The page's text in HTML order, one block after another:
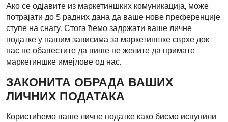
Ако се одјавите из маркетиншких комуникација, може
потрајати до 5 радних дана да ваше нове преференције
ступе на снагу. Стога ћемо задржати ваше личне
податке у нашим записима за маркетиншке сврхе док
нас не обавестите да више не желите да примате
маркетиншке имејлове од нас.
ЗАКОНИТА ОБРАДА ВАШИХ
ЛИЧНИХ ПОДАТАКА
Користићемо ваше личне податке како бисмо испунили